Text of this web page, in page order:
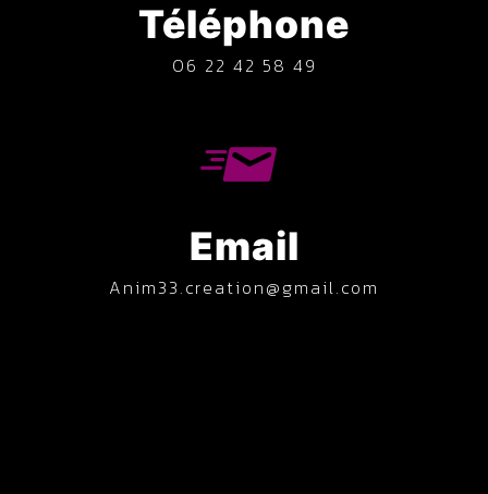
Téléphone
06 22 42 58 49
Email
anim33.creation@gmail.com